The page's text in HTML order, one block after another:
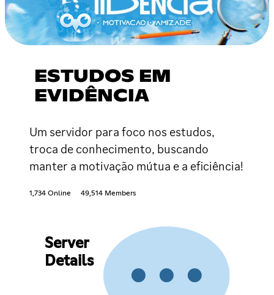
ESTUDOS EM
EVIDÊNCIA
Um servidor para foco nos estudos,
troca de conhecimento, buscando
manter a motivação mútua e a eficiência!
1,734 Online 49,514 Members
Server
Details